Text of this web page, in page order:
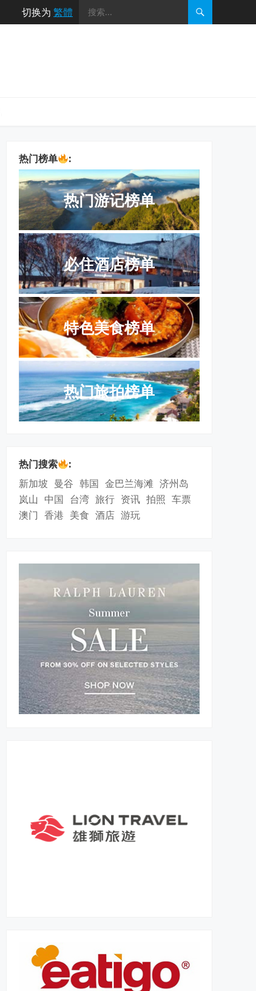
切换为 繁體
热门榜单 :
热门游记榜单
必住酒店榜单
特色美食榜单
热门旅拍榜单
热门搜索
:
新加坡 曼谷 韩国 金巴兰海滩 济州岛
岚山 中国 台湾 旅行 资讯 拍照 车票
澳门 香港 美食 酒店 游玩